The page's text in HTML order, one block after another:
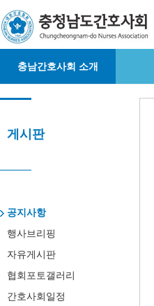
충남간호사회 소개
게시판
공지사항
행사브리핑
자유게시판
협회포토갤러리
간호사회일정